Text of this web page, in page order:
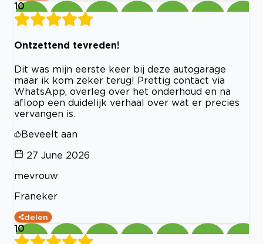
10
Ontzettend tevreden!
Dit was mijn eerste keer bij deze autogarage
maar ik kom zeker terug! Prettig contact via
WhatsApp, overleg over het onderhoud en na
afloop een duidelijk verhaal over wat er precies
vervangen is.
Beveelt aan
27 June 2026
mevrouw
Franeker
delen
10